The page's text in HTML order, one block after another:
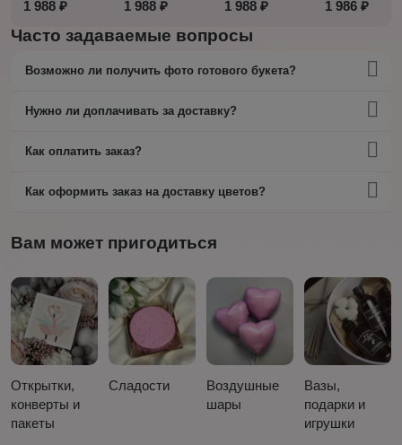
1 988 ₽ 1 988 ₽ 1 988 ₽ 1 986 ₽
Часто задаваемые вопросы
Возможно ли получить фото готового букета?
Нужно ли доплачивать за доставку?
Как оплатить заказ?
Как оформить заказ на доставку цветов?
Вам может пригодиться
Открытки,
конверты и
пакеты
Сладости
Воздушные
шары
Вазы,
подарки и
игрушки